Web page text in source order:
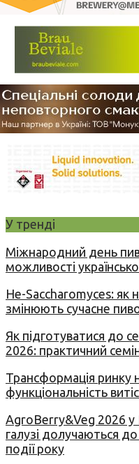
У тренді
Міжнародний день
можливості
Не-Saccharomyces: як
змінюють сучасне
Як підготуватися до
2026: практичний
Трансформація ринку
функціональність
AgroBerry&Veg 2026 у
галузі долучаються
події року